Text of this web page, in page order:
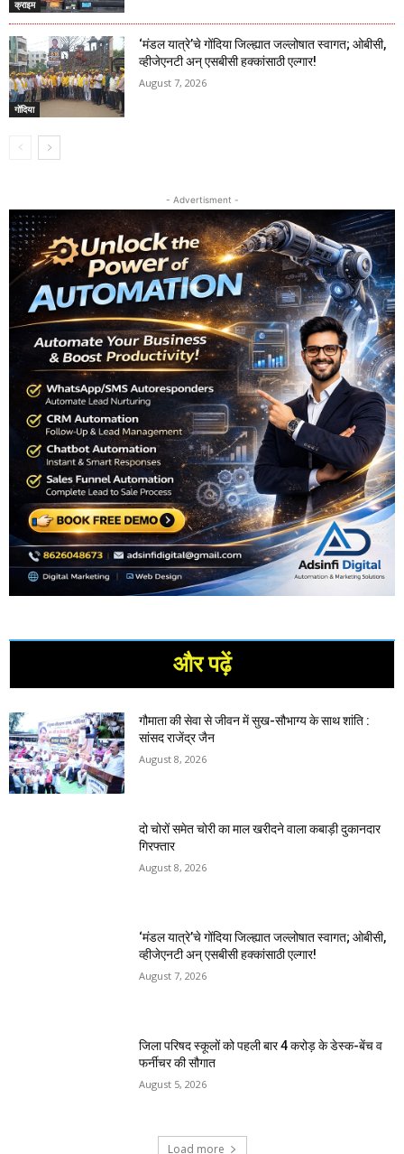
क्राइम
गोंदिया
‘मंडल यात्रे’चे गोंदिया जिल्ह्यात जल्लोषात स्वागत; ओबीसी,
व्हीजेएनटी अन् एसबीसी हक्कांसाठी एल्गार!
August 7, 2026
- Advertisment -
और पढ़ें
गौमाता की सेवा से जीवन में सुख-सौभाग्य के साथ शांति :
सांसद राजेंद्र जैन
August 8, 2026
दो चोरों समेत चोरी का माल खरीदने वाला कबाड़ी दुकानदार
गिरफ्तार
August 8, 2026
‘मंडल यात्रे’चे गोंदिया जिल्ह्यात जल्लोषात स्वागत; ओबीसी,
व्हीजेएनटी अन् एसबीसी हक्कांसाठी एल्गार!
August 7, 2026
जिला परिषद स्कूलों को पहली बार 4 करोड़ के डेस्क-बेंच व
फर्नीचर की सौगात
August 5, 2026
Load more